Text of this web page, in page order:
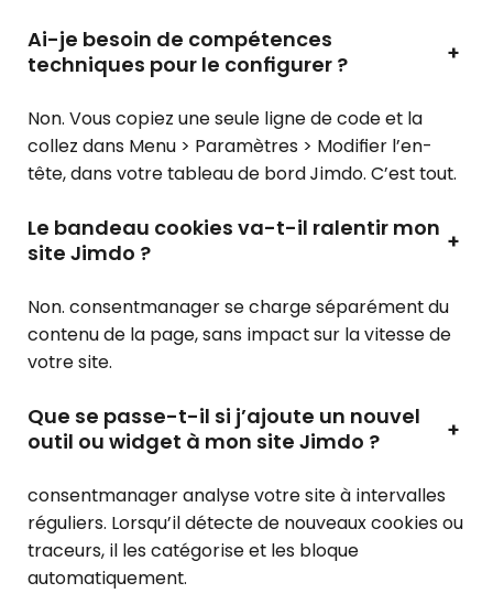
Ai-je besoin de compétences
techniques pour le configurer ?
+
Non. Vous copiez une seule ligne de code et la
collez dans Menu > Paramètres > Modifier l’en-
tête, dans votre tableau de bord Jimdo. C’est tout.
Le bandeau cookies va-t-il ralentir mon
site Jimdo ?
+
Non. consentmanager se charge séparément du
contenu de la page, sans impact sur la vitesse de
votre site.
Que se passe-t-il si j’ajoute un nouvel
outil ou widget à mon site Jimdo ?
+
consentmanager analyse votre site à intervalles
réguliers. Lorsqu’il détecte de nouveaux cookies ou
traceurs, il les catégorise et les bloque
automatiquement.